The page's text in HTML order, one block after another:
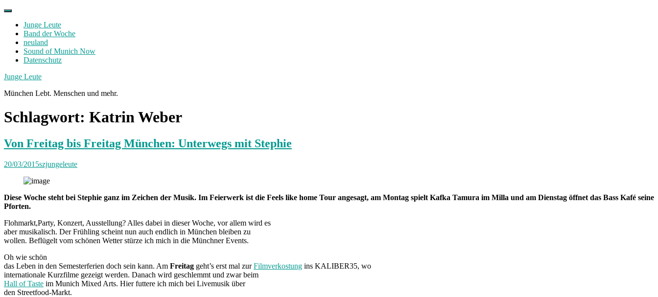
Skip
contentJunge Leute
Band der Woche
neuland
Sound of Munich Now
Datenschutz
Facebook
Twitter
Instagram
Junge Leute
München Lebt. Menschen und mehr.
Schlagwort: Katrin Weber
Von Freitag bis Freitag München: Unterwegs mit Stephie
20/03/2015szjungeleute
Diese Woche steht bei Stephie ganz im Zeichen der Musik. Im Feierwerk ist die Feels like home Tour angesagt, am Montag spielt Kafka Tamura im Milla und am Dienstag öffnet das Bass Kafé seine
Pforten.
Flohmarkt,Party, Konzert, Ausstellung? Alles dabei in dieser Woche, vor allem wird es
aber musikalisch. Der Frühling scheint nun auch endlich in München bleiben zu
wollen. Beflügelt vom schönen Wetter stürze ich mich in die Münchner Events.
Oh wie schön
das Leben in den Semesterferien doch sein kann. Am Freitag geht’s erst mal zurFilmverkostung ins KALIBER35, wo
internationale Kurzfilme gezeigt werden. Danach wird geschlemmt und zwar beim
Hall of Taste im Munich Mixed Arts. Hier futtere ich mich bei Livemusik über
den Streetfood-Markt.